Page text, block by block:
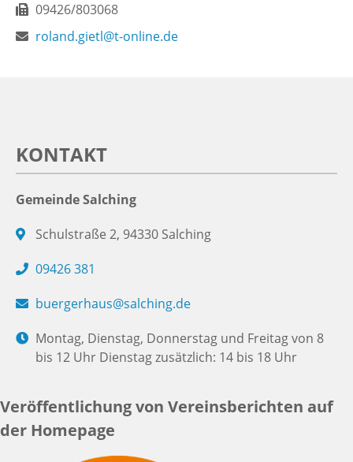
09426/803068
roland.gietl@t-online.de
KONTAKT
Gemeinde Salching
Schulstraße 2, 94330 Salching
09426 381
buergerhaus@salching.de
Montag, Dienstag, Donnerstag und Freitag von 8
bis 12 Uhr Dienstag zusätzlich: 14 bis 18 Uhr
Veröffentlichung von Vereinsberichten auf
der Homepage